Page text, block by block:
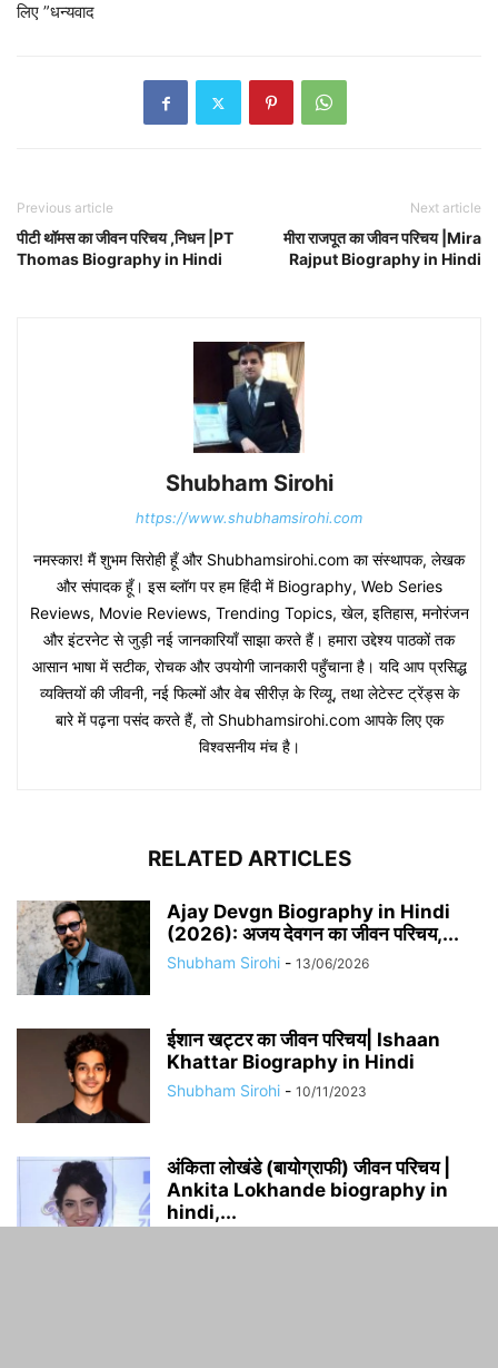
लिए ”धन्यवाद
Previous article
पीटी थॉमस का जीवन परिचय ,निधन |PT
Thomas Biography in Hindi
Next article
मीरा राजपूत का जीवन परिचय |Mira
Rajput Biography in Hindi
Shubham Sirohi
https://www.shubhamsirohi.com
नमस्कार! मैं शुभम सिरोही हूँ और Shubhamsirohi.com का संस्थापक, लेखक
और संपादक हूँ। इस ब्लॉग पर हम हिंदी में Biography, Web Series
Reviews, Movie Reviews, Trending Topics, खेल, इतिहास, मनोरंजन
और इंटरनेट से जुड़ी नई जानकारियाँ साझा करते हैं। हमारा उद्देश्य पाठकों तक
आसान भाषा में सटीक, रोचक और उपयोगी जानकारी पहुँचाना है। यदि आप प्रसिद्ध
व्यक्तियों की जीवनी, नई फिल्मों और वेब सीरीज़ के रिव्यू, तथा लेटेस्ट ट्रेंड्स के
बारे में पढ़ना पसंद करते हैं, तो Shubhamsirohi.com आपके लिए एक
विश्वसनीय मंच है।
RELATED ARTICLES
Ajay Devgn Biography in Hindi
(2026): अजय देवगन का जीवन परिचय,...
Shubham Sirohi - 13/06/2026
​​ईशान खट्टर का जीवन परिचय| Ishaan
Khattar Biography in Hindi
Shubham Sirohi - 10/11/2023
अंकिता लोखंडे (बायोग्राफी) जीवन परिचय |
Ankita Lokhande biography in
hindi,...